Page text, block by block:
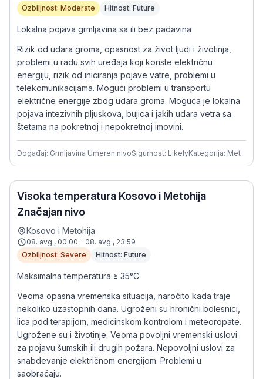
Ozbiljnost: Moderate
Hitnost: Future
Lokalna pojava grmljavina sa ili bez padavina
Rizik od udara groma, opasnost za život ljudi i životinja,
problemi u radu svih uređaja koji koriste električnu
energiju, rizik od iniciranja pojave vatre, problemi u
telekomunikacijama. Mogući problemi u transportu
električne energije zbog udara groma. Moguća je lokalna
pojava intezivnih pljuskova, bujica i jakih udara vetra sa
štetama na pokretnoj i nepokretnoj imovini.
Događaj: Grmljavina Umeren nivoSigurnost: LikelyKategorija: Met
Visoka temperatura Kosovo i Metohija
Značajan nivo
Kosovo i Metohija
08. avg., 00:00 - 08. avg., 23:59
Ozbiljnost: Severe
Hitnost: Future
Maksimalna temperatura ≥ 35°C
Veoma opasna vremenska situacija, naročito kada traje
nekoliko uzastopnih dana. Ugroženi su hronični bolesnici,
lica pod terapijom, medicinskom kontrolom i meteoropate.
Ugrožene su i životinje. Veoma povoljni vremenski uslovi
za pojavu šumskih ili drugih požara. Nepovoljni uslovi za
snabdevanje električnom energijom. Problemi u
saobraćaju.